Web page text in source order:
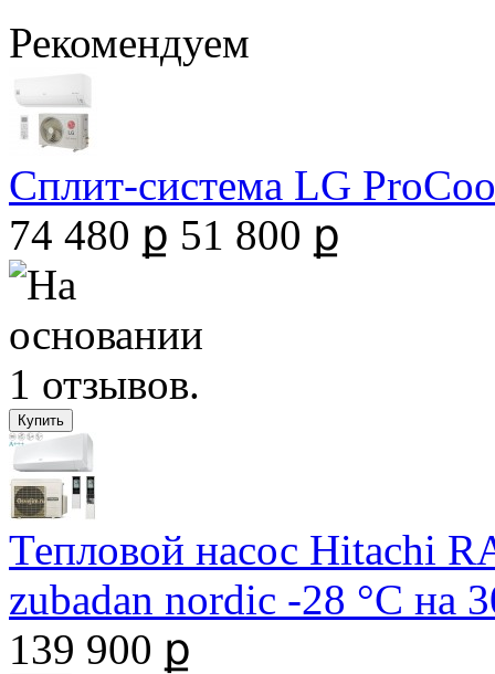
Рекомендуем
Сплит-система LG
74 480 ք 51 800 ք
Тепловой насос Hitachi
zubadan nordic -28 °С на
139 900 ք